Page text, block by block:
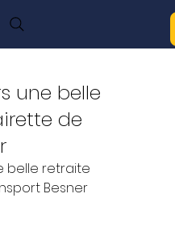
une belle
de
belle retraite
Besner